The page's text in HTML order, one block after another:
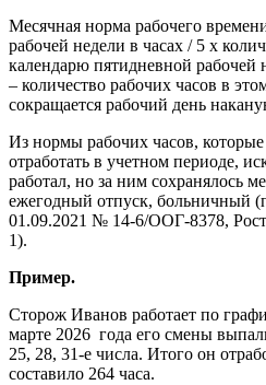
Месячная норма рабочего
рабочей недели в часах / 5 х
календарю пятидневной рабочей
– количество рабочих часов в
сокращается рабочий день
Из нормы рабочих часов,
отработать в учетном периоде,
работал, но за ним сохранялось
ежегодный отпуск, больничный
01.09.2021 № 14-6/ООГ-8378,
1).
Пример.
Сторож Иванов работает по
марте 2026 года его смены
25, 28, 31-е числа. Итого он
составило 264 часа.